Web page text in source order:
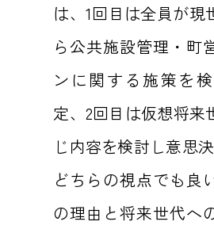
は、1回目は全員が現
ら公共施設管理・町
ンに関する施策を
定、2回目は仮想将来
じ内容を検討し意思
どちらの視点でも良
の理由と将来世代へ